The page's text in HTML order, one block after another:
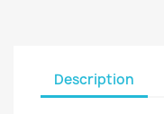
Description